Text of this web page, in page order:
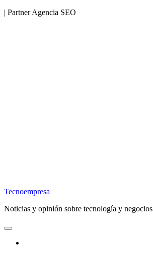
| Partner Agencia SEO
Tecnoempresa
Noticias y opinión sobre tecnología y negocios